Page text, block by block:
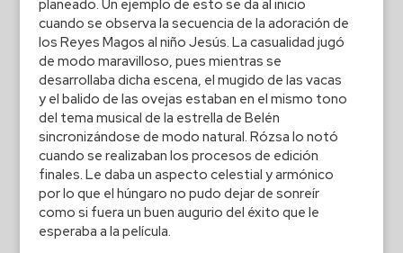
planeado. Un ejemplo de esto se da al inicio
cuando se observa la secuencia de la adoración de
los Reyes Magos al niño Jesús. La casualidad jugó
de modo maravilloso, pues mientras se
desarrollaba dicha escena, el mugido de las vacas
y el balido de las ovejas estaban en el mismo tono
del tema musical de la estrella de Belén
sincronizándose de modo natural. Rózsa lo notó
cuando se realizaban los procesos de edición
finales. Le daba un aspecto celestial y armónico
por lo que el húngaro no pudo dejar de sonreír
como si fuera un buen augurio del éxito que le
esperaba a la película.